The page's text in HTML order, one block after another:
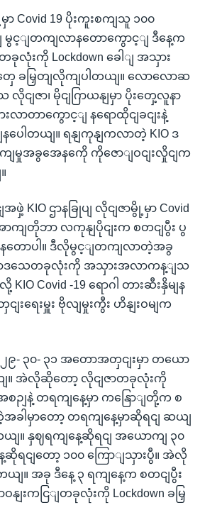
ာ Covid 19 ပိုးကူးစကျသူ ၁၀၀
မွင့ျတကျလာနတောကွောင့ျ ဒီနေ့က
ခုလုံးကို Lockdown ခေါျ အသှား
ခမြှတျလိုကျပါတယျ။ လောလောဆ
လိုငျဇာ၊ မိုငျဂြာယနျမှာ ပိုးတှေ့လူနာ
လာတာကွောင့ျ နရောထိုငျခငျးနဲ့
ေါတယျ။ ရနျကုနျကလာတဲ့ KIO ဒ
ျမှုအခွအေနကေို ကိုဇောျဝငျးလှိုငျက
KIO ဌာနခြုပျ လိုငျဇာမွို့မှာ Covid
ာကျတိုဘာ လကုနျပိုငျးက စတငျပွီး ပွ
တောပါ။ ဒီလိုမွင့ျတကျလာတဲ့အခွ
ာဒသေတခုလုံးကို အသှားအလာကန့ျသ
Covid -19 ရောဂါ တားဆီးနှိမျန
ျးရေးမှူး ဗိုလျမှုးကွီး ဟိနျးဝမျက
၉- ၃၀- ၃၁ အတောအတှငျးမှာ တယော
အဲလိုဆိုတော့ လိုငျဇာတခုလုံးကို
စဉျနဲ့ တရကျနေ့မှာ ကနြောျတို့က စ
ါမှာတော့ တရကျနေ့မှာဆိုရငျ ဆယျ
ျ။ နှဈရကျနေ့ဆိုရငျ အယောကျ ၃၀
ရငျတော့ ၁၀၀ ကြောျသှားပွီ။ အဲလို
ျ။ အခု ဒီနေ့ ၃ ရကျနေ့က စတငျပွီး
နျးကငြျတခုလုံးကို Lockdown ခမြှ